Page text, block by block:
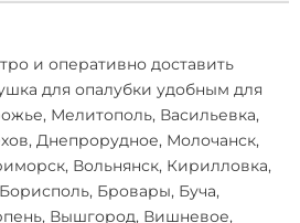
и оперативно доставить
для опалубки удобным для
Мелитополь, Васильевка,
Днепрорудное, Молочанск,
Вольнянск, Кирилловка,
Бровары, Буча,
Вышгород, Вишневое,